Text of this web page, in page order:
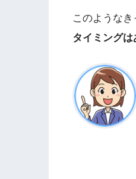
このようなき
タイミングは